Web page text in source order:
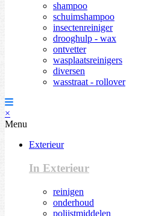
shampoo
schuimshampoo
insectenreiniger
drooghulp - wax
ontvetter
wasplaatsreinigers
diversen
wasstraat - rollover
×
Menu
Exterieur
In Exterieur
reinigen
onderhoud
polijstmiddelen